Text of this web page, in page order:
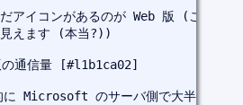
アイコンがあるのが Web 版 (これ
見えます (本当?))
通信量 [#l1b1ca02]
に Microsoft のサーバ側で大半の処理